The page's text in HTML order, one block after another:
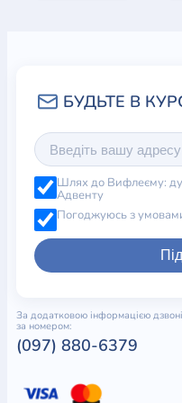
Шлях до Вифлеєму:
Адвенту
Погоджуюсь з
За додатковою інформацією
за номером:
(097) 880-6379